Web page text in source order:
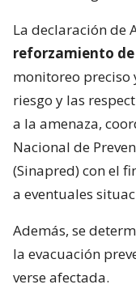
La declaración de
reforzamiento
monitoreo preciso
riesgo y las
a la amenaza,
Nacional de
(Sinapred) con el
a eventuales
Además, se
la evacuación
verse afectada.